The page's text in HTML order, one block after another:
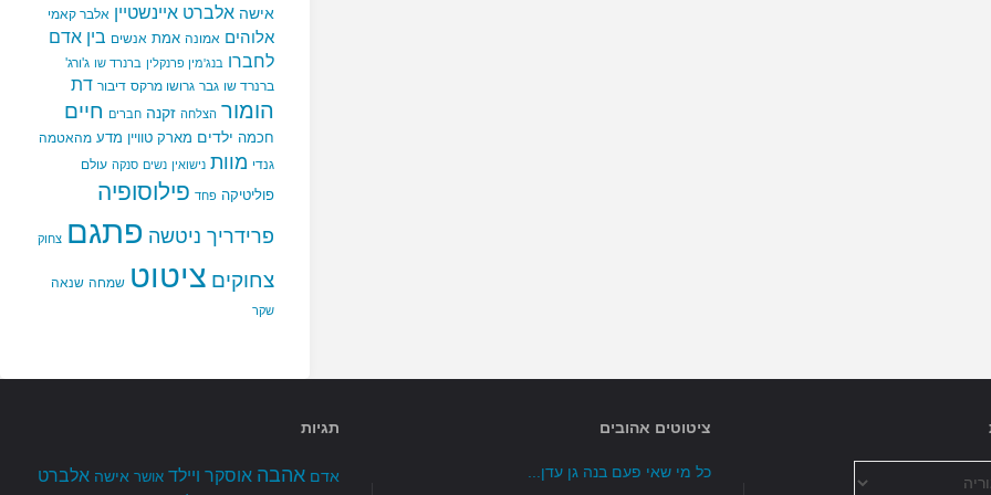
אישה אלברט איינשטיין אלבר קאמי
אלוהים אמונה אמת אנשים בין אדם
לחברו בנג'מין פרנקלין ברנרד שו ג'ורג'
ברנרד שו גבר גרושו מרקס דיבור דת
הומור הצלחה זקנה חברים חיים
חכמה ילדים מארק טוויין מדע מהאטמה
גנדי מוות נישואין נשים סנקה עולם
פוליטיקה פחד פילוסופיה
פרידריך ניטשה פתגם צחוק
צחוקים ציטוט שמחה שנאה
שקר
ציטוטים אהובים
כל מי שאי פעם בנה גן עדן...
תגיות
אדם אהבה אוסקר ויילד אושר אישה אלברט